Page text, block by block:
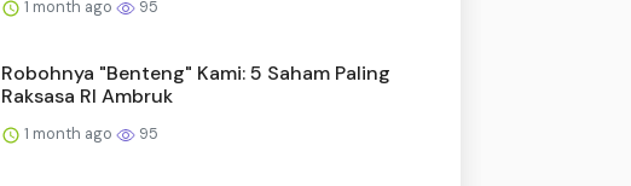
1 month ago 95
Robohnya "Benteng" Kami: 5 Saham Paling
Raksasa RI Ambruk
1 month ago 95